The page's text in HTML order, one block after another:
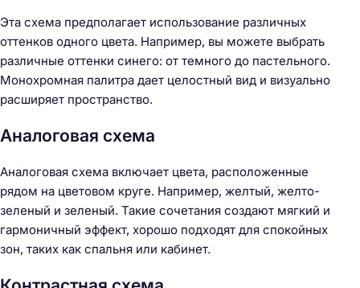
Эта схема предполагает использование различных
оттенков одного цвета. Например, вы можете выбрать
различные оттенки синего: от темного до пастельного.
Монохромная палитра дает целостный вид и визуально
расширяет пространство.
Аналоговая схема
Аналоговая схема включает цвета, расположенные
рядом на цветовом круге. Например, желтый, желто-
зеленый и зеленый. Такие сочетания создают мягкий и
гармоничный эффект, хорошо подходят для спокойных
зон, таких как спальня или кабинет.